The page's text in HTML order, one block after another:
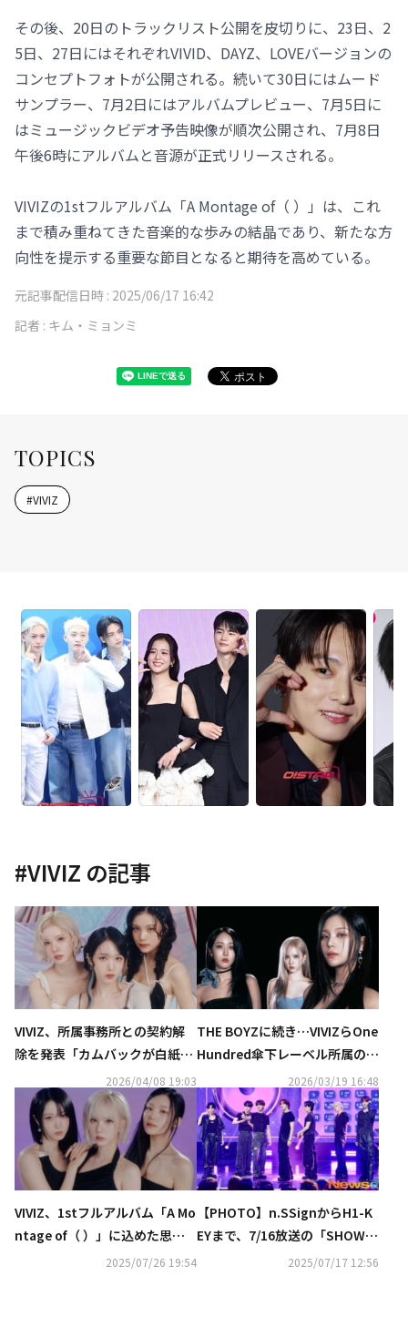
その後、20日のトラックリスト公開を皮切りに、23日、2
5日、27日にはそれぞれVIVID、DAYZ、LOVEバージョンの
コンセプトフォトが公開される。続いて30日にはムード
サンプラー、7月2日にはアルバムプレビュー、7月5日に
はミュージックビデオ予告映像が順次公開され、7月8日
午後6時にアルバムと音源が正式リリースされる。
VIVIZの1stフルアルバム「A Montage of（ ）」は、これ
まで積み重ねてきた音楽的な歩みの結晶であり、新たな方
向性を提示する重要な節目となると期待を高めている。
元記事配信日時 : 2025/06/17 16:42
記者 : キム・ミョンミ
TOPICS
#VIVIZ
#VIVIZ の記事
VIVIZ、所属事務所との契約解
除を発表「カムバックが白紙
に…マネージャーが自腹を切る
ことも」
2026/04/08 19:03
THE BOYZに続き…VIVIZらOne
Hundred傘下レーベル所属の3
組が相次いで契約解除を要求
2026/03/19 16:48
VIVIZ、1stフルアルバム「A Mo
ntage of（ ）」に込めた思い
とは？“これから進む道を教え
2025/07/26 19:54
【PHOTO】n.SSignからH1-K
EYまで、7/16放送の「SHOW C
HAMPION」に出演2025/07/17 12:56